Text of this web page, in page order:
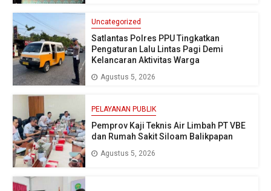
Uncategorized
Satlantas Polres PPU Tingkatkan
Pengaturan Lalu Lintas Pagi Demi
Kelancaran Aktivitas Warga
Agustus 5, 2026
PELAYANAN PUBLIK
Pemprov Kaji Teknis Air Limbah PT VBE
dan Rumah Sakit Siloam Balikpapan
Agustus 5, 2026